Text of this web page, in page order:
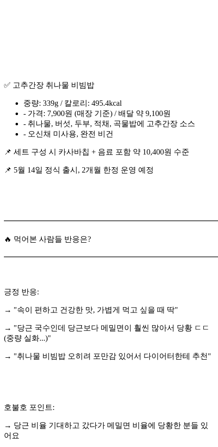
✅ 고추간장 취나물 비빔밥
중량: 339g / 칼로리: 495.4kcal
- 가격: 7,900원 (매장 기준) / 배달 약 9,100원
- 취나물, 버섯, 두부, 적채, 곡물밥에 고추간장 소스
- 오신채 미사용, 완전 비건
📌 세트 구성 시 카사바칩 + 음료 포함 약 10,400원 수준
📌 5월 14일 정식 출시, 2개월 한정 운영 예정
🔥 먹어본 사람들 반응은?
긍정 반응:
→ "속이 편하고 건강한 맛, 가볍게 먹고 싶을 때 딱"
→ "당근 국수인데 당근보다 메밀면이 훨씬 많아서 당황 ㄷㄷ
(중량 실화...)"
→ "취나물 비빔밥 오히려 포만감 있어서 다이어터한테 추천"
호불호 포인트:
→ 당근 비율 기대하고 갔다가 메밀면 비율에 당황한 분들 있
어요